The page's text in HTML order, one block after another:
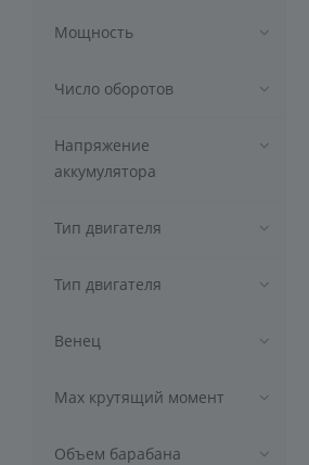
Мощность
Число оборотов
Напряжение
аккумулятора
Тип двигателя
Тип двигателя
Венец
Max крутящий момент
Объем барабана